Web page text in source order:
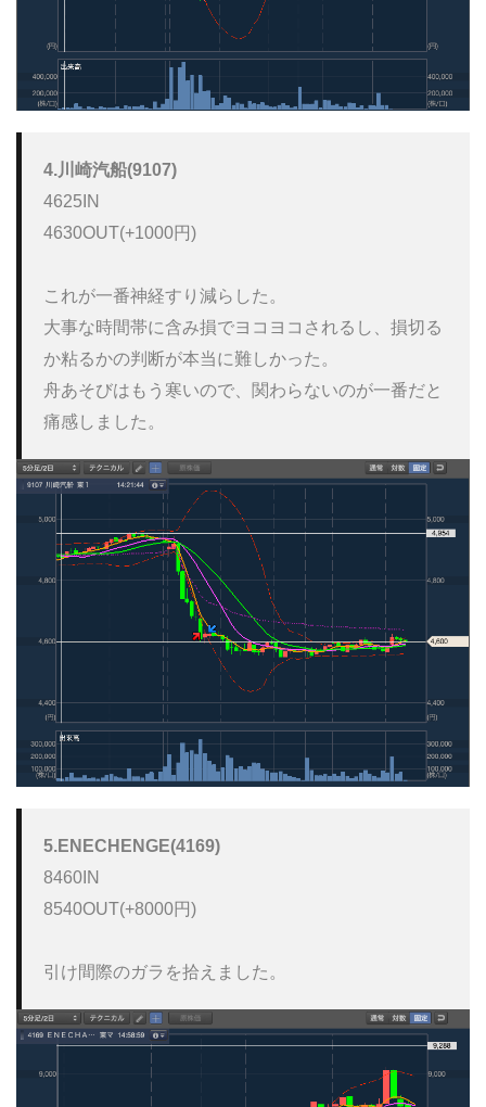
4.川崎汽船(9107)
4625IN
4630OUT(+1000円)
これが一番神経すり減らした。
大事な時間帯に含み損でヨコヨコされるし、損切る
か粘るかの判断が本当に難しかった。
舟あそびはもう寒いので、関わらないのが一番だと
痛感しました。
5.ENECHENGE(4169)
8460IN
8540OUT(+8000円)
引け間際のガラを拾えました。